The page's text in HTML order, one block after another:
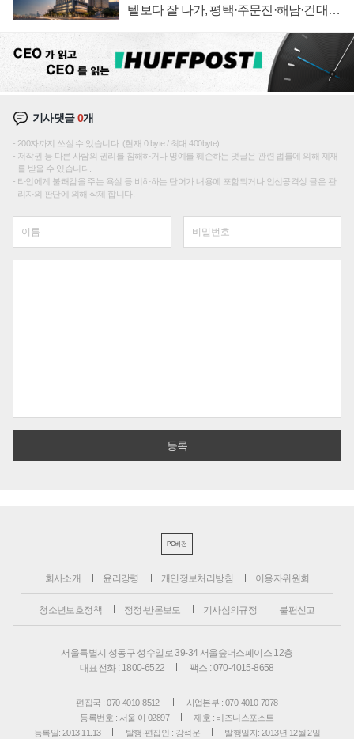
텔보다 잘 나가, 평택·주문진·해남·건대로
기사댓글0개
200자까지 쓰실 수 있습니다. (현재 0 byte / 최대 400byte)
저작권 등 다른 사람의 권리를 침해하거나 명예를 훼손하는 댓글은 관련 법률에 의해 제재
를 받을 수 있습니다.
타인에게 불쾌감을 주는 욕설 등 비하하는 단어가 내용에 포함되거나 인신공격성 글은 관
리자의 판단에 의해 삭제 합니다.
PC버전
회사소개 윤리강령 개인정보처리방침 이용자위원회
청소년보호정책 정정·반론보도 기사심의규정 불편신고
서울특별시 성동구 성수일로 39-34 서울숲더스페이스 12층
대표전화 : 1800-6522
팩스 : 070-4015-8658
편집국 : 070-4010-8512
사업본부 : 070-4010-7078
등록번호 : 서울 아 02897
제호 : 비즈니스포스트
등록일: 2013.11.13
발행·편집인 : 강석운 발행일자: 2013년 12월 2일